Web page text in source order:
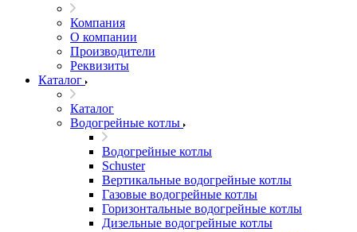
Компания
О компании
Производители
Реквизиты
Каталог
Каталог
Водогрейные котлы
Водогрейные котлы
Schuster
Вертикальные водогрейные котлы
Газовые водогрейные котлы
Горизонтальные водогрейные котлы
Дизельные водогрейные котлы